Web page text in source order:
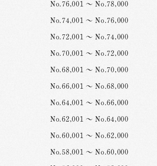
No.76,001 ～ No.78,000
No.74,001 ～ No.76,000
No.72,001 ～ No.74,000
No.70,001 ～ No.72,000
No.68,001 ～ No.70,000
No.66,001 ～ No.68,000
No.64,001 ～ No.66,000
No.62,001 ～ No.64,000
No.60,001 ～ No.62,000
No.58,001 ～ No.60,000